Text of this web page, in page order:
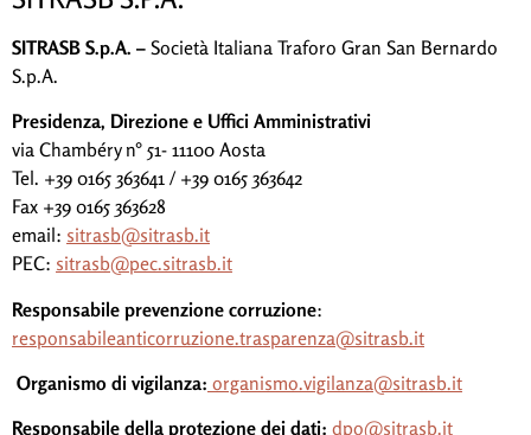
SITRASB S.p.A. – Società Italiana Traforo Gran San Bernardo
S.p.A.
Presidenza, Direzione e Uffici Amministrativi
via Chambéry n° 51- 11100 Aosta
Tel. +39 0165 363641 / +39 0165 363642
Fax +39 0165 363628
email: sitrasb@sitrasb.it
PEC: sitrasb@pec.sitrasb.it
Responsabile prevenzione corruzione:
responsabileanticorruzione.trasparenza@sitrasb.it
Organismo di vigilanza: organismo.vigilanza@sitrasb.it
Responsabile della protezione dei dati: dpo@sitrasb.it